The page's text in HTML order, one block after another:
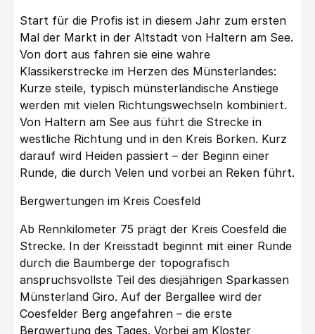
Start für die Profis ist in diesem Jahr zum ersten
Mal der Markt in der Altstadt von Haltern am See.
Von dort aus fahren sie eine wahre
Klassikerstrecke im Herzen des Münsterlandes:
Kurze steile, typisch münsterländische Anstiege
werden mit vielen Richtungswechseln kombiniert.
Von Haltern am See aus führt die Strecke in
westliche Richtung und in den Kreis Borken. Kurz
darauf wird Heiden passiert – der Beginn einer
Runde, die durch Velen und vorbei an Reken führt.
Bergwertungen im Kreis Coesfeld
Ab Rennkilometer 75 prägt der Kreis Coesfeld die
Strecke. In der Kreisstadt beginnt mit einer Runde
durch die Baumberge der topografisch
anspruchsvollste Teil des diesjährigen Sparkassen
Münsterland Giro. Auf der Bergallee wird der
Coesfelder Berg angefahren – die erste
Bergwertung des Tages. Vorbei am Kloster